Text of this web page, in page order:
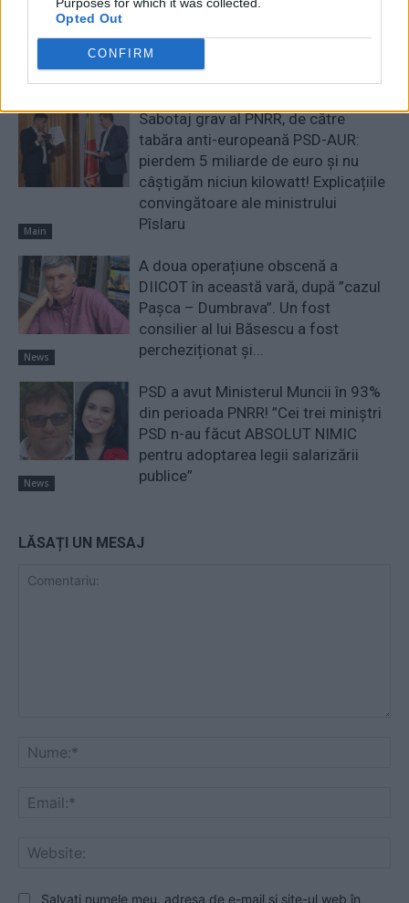
Opted Out
CONFIRM
RELATED ARTICLES
Main
Sabotaj grav al PNRR, de către
tabăra anti-europeană PSD-AUR:
pierdem 5 miliarde de euro și nu
câștigăm niciun kilowatt! Explicațiile
convingătoare ale ministrului
Pîslaru
News
A doua operațiune obscenă a
DIICOT în această vară, după ”cazul
Pașca – Dumbrava”. Un fost
consilier al lui Băsescu a fost
percheziționat și...
News
PSD a avut Ministerul Muncii în 93%
din perioada PNRR! ”Cei trei miniştri
PSD n-au făcut ABSOLUT NIMIC
pentru adoptarea legii salarizării
publice”
LĂSAȚI UN MESAJ
Salvați numele meu, adresa de e-mail și site-ul web în